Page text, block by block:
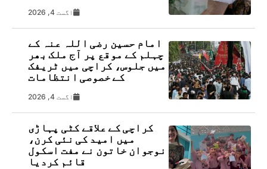
اگست 4, 2026
امام حسین رضی اللہ عنہ کے
چہلم کے موقع پر آج ملک بھر
میں جلوس، کراچی میں ٹریفک
کے خصوصی انتظامات
اگست 4, 2026
کراچی کے علاقے کٹی پہاڑی
میں امید کی نئی کرن،
نوجوان خاتون نے مفت اسکول
قائم کردیا